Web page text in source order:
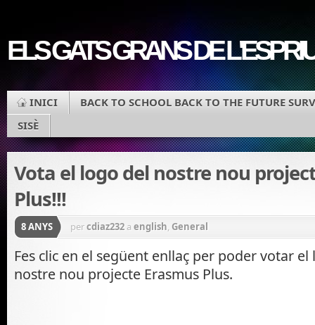
ELS GATS GRANS DE
INICI
BACK TO SCHOOL BACK TO THE FUTURE
SISÈ
Vota el logo del nostre nou
Plus!!!
8 ANYS percdiaz232 a english, General
Fes clic en el següent enllaç per poder votar
nostre nou projecte Erasmus Plus.